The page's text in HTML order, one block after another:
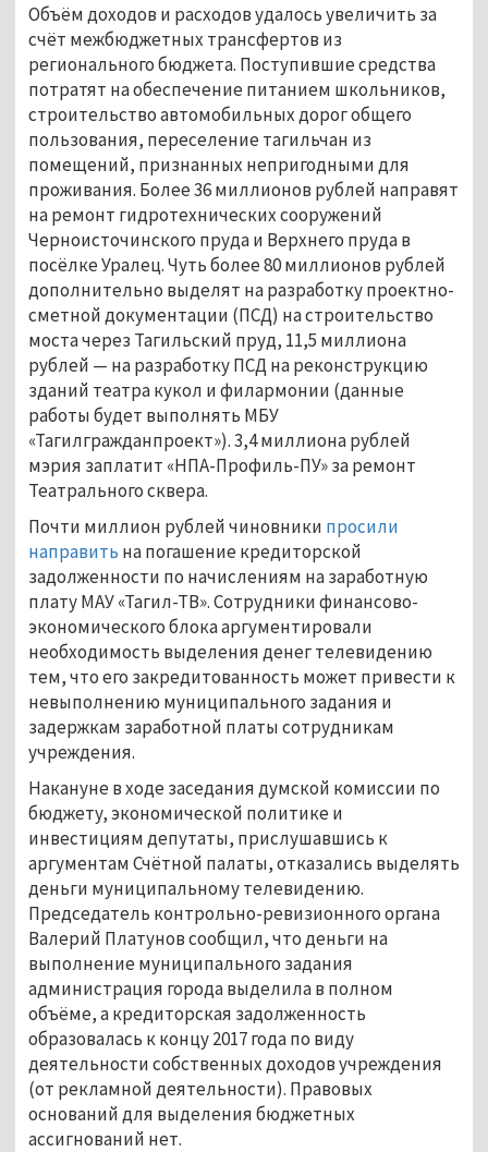
Объём доходов и расходов удалось увеличить за
счёт межбюджетных трансфертов из
регионального бюджета. Поступившие средства
потратят на обеспечение питанием школьников,
строительство автомобильных дорог общего
пользования, переселение тагильчан из
помещений, признанных непригодными для
проживания. Более 36 миллионов рублей направят
на ремонт гидротехнических сооружений
Черноисточинского пруда и Верхнего пруда в
посёлке Уралец. Чуть более 80 миллионов рублей
дополнительно выделят на разработку проектно-
сметной документации (ПСД) на строительство
моста через Тагильский пруд, 11,5 миллиона
рублей — на разработку ПСД на реконструкцию
зданий театра кукол и филармонии (данные
работы будет выполнять МБУ
«Тагилгражданпроект»). 3,4 миллиона рублей
мэрия заплатит «НПА-Профиль-ПУ» за ремонт
Театрального сквера.
Почти миллион рублей чиновники просили
направить на погашение кредиторской
задолженности по начислениям на заработную
плату МАУ «Тагил-ТВ». Сотрудники финансово-
экономического блока аргументировали
необходимость выделения денег телевидению
тем, что его закредитованность может привести к
невыполнению муниципального задания и
задержкам заработной платы сотрудникам
учреждения.
Накануне в ходе заседания думской комиссии по
бюджету, экономической политике и
инвестициям депутаты, прислушавшись к
аргументам Счётной палаты, отказались выделять
деньги муниципальному телевидению.
Председатель контрольно-ревизионного органа
Валерий Платунов сообщил, что деньги на
выполнение муниципального задания
администрация города выделила в полном
объёме, а кредиторская задолженность
образовалась к концу 2017 года по виду
деятельности собственных доходов учреждения
(от рекламной деятельности). Правовых
оснований для выделения бюджетных
ассигнований нет.